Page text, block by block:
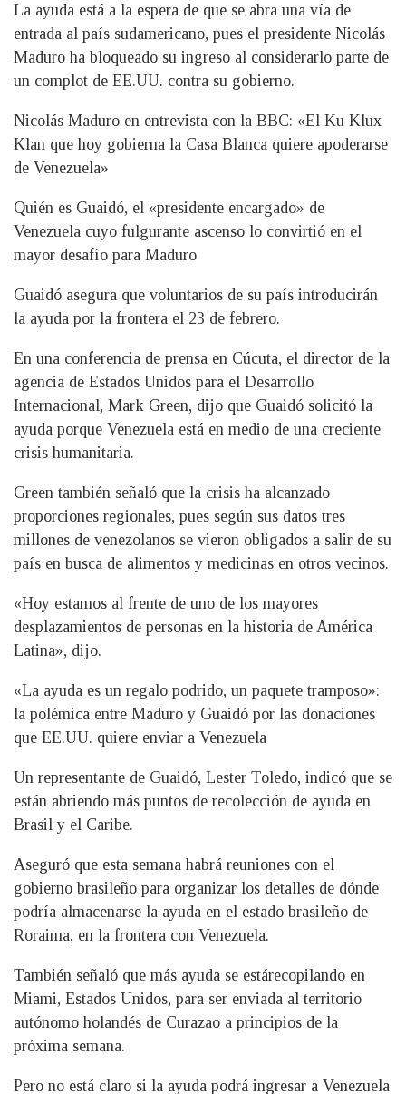
La ayuda está a la espera de que se abra una vía de
entrada al país sudamericano, pues el presidente Nicolás
Maduro ha bloqueado su ingreso al considerarlo parte de
un complot de EE.UU. contra su gobierno.
Nicolás Maduro en entrevista con la BBC: «El Ku Klux
Klan que hoy gobierna la Casa Blanca quiere apoderarse
de Venezuela»
Quién es Guaidó, el «presidente encargado» de
Venezuela cuyo fulgurante ascenso lo convirtió en el
mayor desafío para Maduro
Guaidó asegura que voluntarios de su país introducirán
la ayuda por la frontera el 23 de febrero.
En una conferencia de prensa en Cúcuta, el director de la
agencia de Estados Unidos para el Desarrollo
Internacional, Mark Green, dijo que Guaidó solicitó la
ayuda porque Venezuela está en medio de una creciente
crisis humanitaria.
Green también señaló que la crisis ha alcanzado
proporciones regionales, pues según sus datos tres
millones de venezolanos se vieron obligados a salir de su
país en busca de alimentos y medicinas en otros vecinos.
«Hoy estamos al frente de uno de los mayores
desplazamientos de personas en la historia de América
Latina», dijo.
«La ayuda es un regalo podrido, un paquete tramposo»:
la polémica entre Maduro y Guaidó por las donaciones
que EE.UU. quiere enviar a Venezuela
Un representante de Guaidó, Lester Toledo, indicó que se
están abriendo más puntos de recolección de ayuda en
Brasil y el Caribe.
Aseguró que esta semana habrá reuniones con el
gobierno brasileño para organizar los detalles de dónde
podría almacenarse la ayuda en el estado brasileño de
Roraima, en la frontera con Venezuela.
También señaló que más ayuda se estárecopilando en
Miami, Estados Unidos, para ser enviada al territorio
autónomo holandés de Curazao a principios de la
próxima semana.
Pero no está claro si la ayuda podrá ingresar a Venezuela